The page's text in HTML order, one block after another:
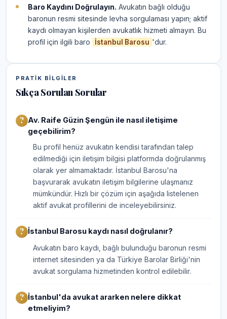
Baro Kaydını Doğrulayın. Avukatın bağlı olduğu
baronun resmi sitesinde levha sorgulaması yapın; aktif
kaydı olmayan kişilerden avukatlık hizmeti almayın. Bu
profil için ilgili baro
İstanbul Barosu 'dur.
PRATIK BILGILER
Sıkça Sorulan Sorular
Av. Raife Güzin Şengün ile nasıl iletişime
geçebilirim?
Bu profil henüz avukatın kendisi tarafından talep
edilmediği için iletişim bilgisi platformda doğrulanmış
olarak yer almamaktadır. İstanbul Barosu'na
başvurarak avukatın iletişim bilgilerine ulaşmanız
mümkündür. Hızlı bir çözüm için aşağıda listelenen
aktif avukat profillerini de inceleyebilirsiniz.
İstanbul Barosu kaydı nasıl doğrulanır?
Avukatın baro kaydı, bağlı bulunduğu baronun resmi
internet sitesinden ya da Türkiye Barolar Birliği'nin
avukat sorgulama hizmetinden kontrol edilebilir.
İstanbul'da avukat ararken nelere dikkat
etmeliyim?